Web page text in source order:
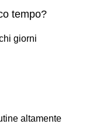
tempo?
giorni
altamente